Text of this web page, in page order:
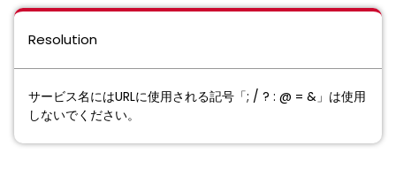
Resolution
サービス名にはURLに使用される記号「; / ? : @ = &」は使用
しないでください。